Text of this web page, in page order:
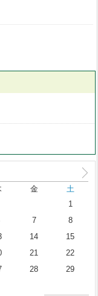
金
土
1
7
8
14
15
21
22
28
29